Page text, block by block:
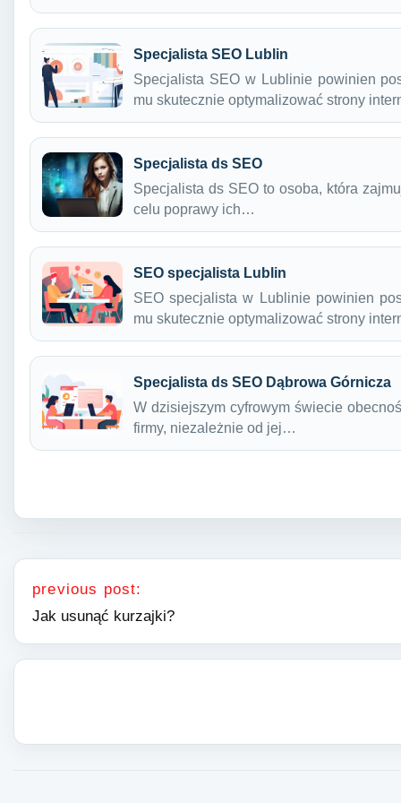
Specjalista SEO Lublin
Specjalista SEO w Lublinie powinien
mu skutecznie optymalizować strony
Specjalista ds SEO
Specjalista ds SEO to osoba, która
celu poprawy ich…
SEO specjalista Lublin
SEO specjalista w Lublinie powinien
mu skutecznie optymalizować strony
Specjalista ds SEO Dąbrowa Górnicza
W dzisiejszym cyfrowym świecie
firmy, niezależnie od jej…
Nawigacja wpisu
previous post:
Jak usunąć kurzajki?